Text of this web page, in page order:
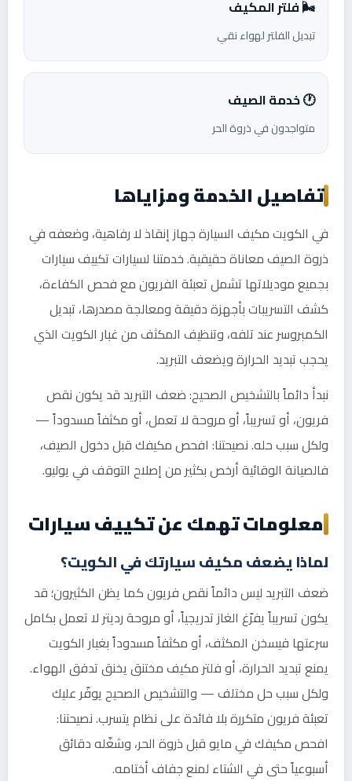
🌬️ فلتر المكيف
تبديل الفلتر لهواء نقي
🕐 خدمة الصيف
متواجدون في ذروة الحر
تفاصيل الخدمة ومزاياها
في الكويت مكيف السيارة جهاز إنقاذ لا رفاهية، وضعفه في
ذروة الصيف معاناة حقيقية. خدمتنا لسيارات تكييف سيارات
بجميع موديلاتها تشمل تعبئة الفريون مع فحص الكفاءة،
كشف التسريبات بأجهزة دقيقة ومعالجة مصدرها، تبديل
الكمبروسر عند تلفه، وتنظيف المكثف من غبار الكويت الذي
يحجب تبديد الحرارة ويضعف التبريد.
نبدأ دائماً بالتشخيص الصحيح: ضعف التبريد قد يكون نقص
فريون، أو تسريباً، أو مروحة لا تعمل، أو مكثفاً مسدوداً —
ولكل سبب حله. نصيحتنا: افحص مكيفك قبل دخول الصيف،
فالصيانة الوقائية أرخص بكثير من إصلاح التوقف في يوليو.
معلومات تهمك عن تكييف سيارات
لماذا يضعف مكيف سيارتك في الكويت؟
ضعف التبريد ليس دائماً نقص فريون كما يظن الكثيرون؛ قد
يكون تسريباً يفرّغ الغاز تدريجياً، أو مروحة رديتر لا تعمل بكامل
سرعتها فيسخن المكثف، أو مكثفاً مسدوداً بغبار الكويت
يمنع تبديد الحرارة، أو فلتر مكيف مختنق يخنق تدفق الهواء.
ولكل سبب حل مختلف — والتشخيص الصحيح يوفّر عليك
تعبئة فريون متكررة بلا فائدة على نظام يتسرب. نصيحتنا:
افحص مكيفك في مايو قبل ذروة الحر، وشغّله دقائق
أسبوعياً حتى في الشتاء لمنع جفاف أختامه.